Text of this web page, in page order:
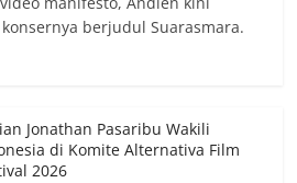
berjudul Suarasmara.
Jonathan Pasaribu Wakili
di Komite Alternativa Film
2026